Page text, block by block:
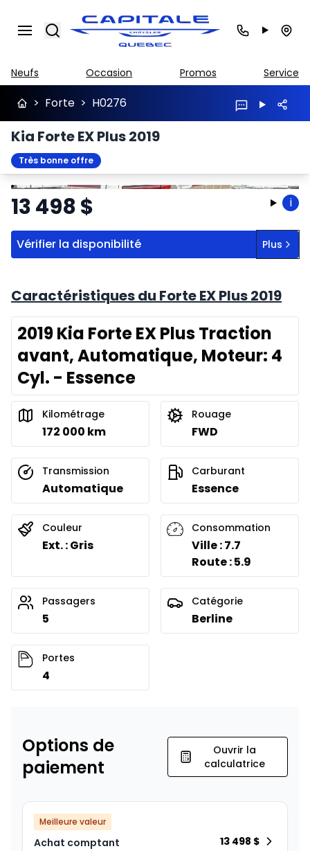
Search
Neufs Occasion Promos Service
> Forte > H0276
Kia Forte EX Plus 2019
Très bonne offre
ArrêterPrécédent
Suivant
13 498$ i
Vérifier la disponibilité Plus
Caractéristiques du Forte EX Plus 2019
2019 Kia Forte EX Plus Traction
avant, Automatique, Moteur: 4
Cyl. - Essence
Kilométrage
172 000 km
Rouage
FWD
Transmission
Automatique
Carburant
Essence
Couleur
Ext. : Gris
Consommation
Ville : 7.7
Route : 5.9
Passagers
5
Catégorie
Berline
Portes
4
Options de
paiement
Ouvrir la
calculatrice
Meilleure valeur
Achat comptant
13 498 $